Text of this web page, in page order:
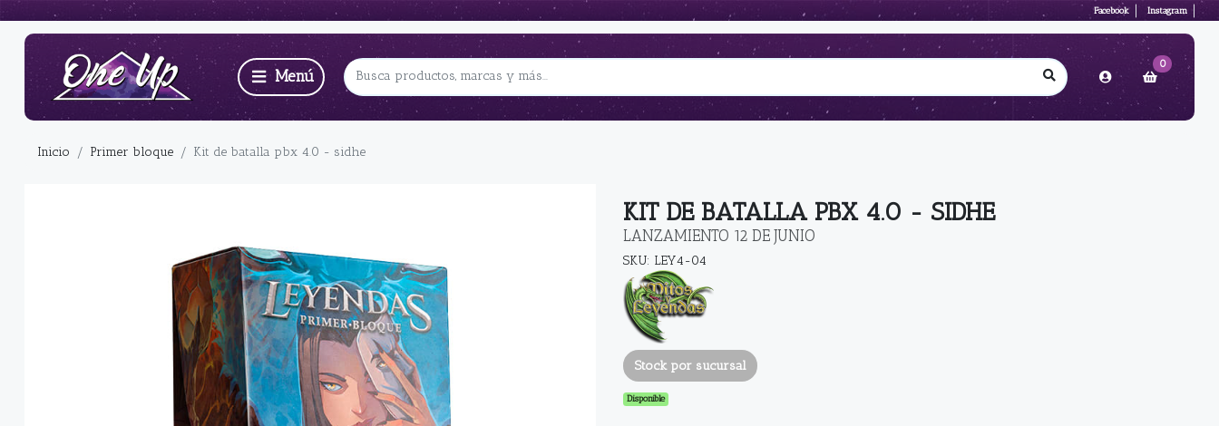
Facebook Instagram
0
Inicio Primer bloque Kit de batalla pbx 4.0 - sidhe
KIT DE BATALLA PBX 4.0 - SIDHE
LANZAMIENTO 12 DE JUNIO
SKU: LEY4-04
Stock por sucursal
Disponible